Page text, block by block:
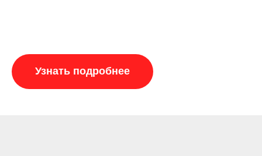
Узнать подробнее